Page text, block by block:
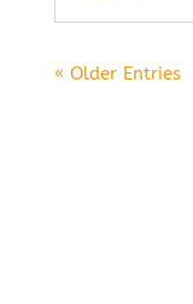
« Older Entries